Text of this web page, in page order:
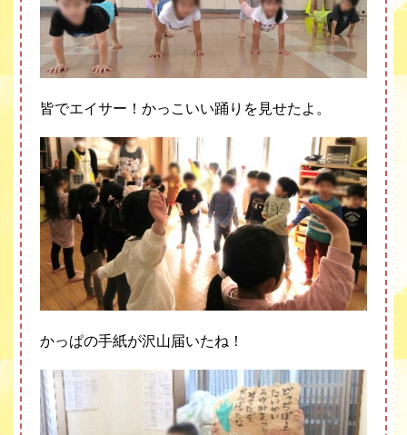
皆でエイサー！かっこいい踊りを見せたよ。
かっぱの手紙が沢山届いたね！